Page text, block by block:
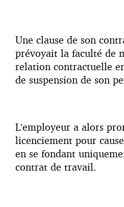
Une clause de son
prévoyait la faculté de
relation contractuelle
de suspension de son
L’employeur a alors
licenciement pour
en se fondant
contrat de travail.